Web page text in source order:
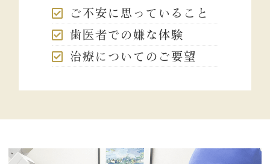
ご不安に思っていること
歯医者での嫌な体験
治療についてのご要望